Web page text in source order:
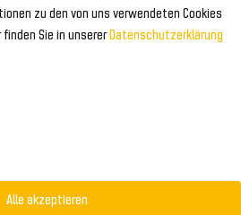
zu den von uns verwendeten Cookies
Sie in unsererDaten­schutz­erklärung
Alle akzeptieren